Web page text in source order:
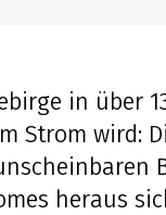
in über
Strom wird:
heraus